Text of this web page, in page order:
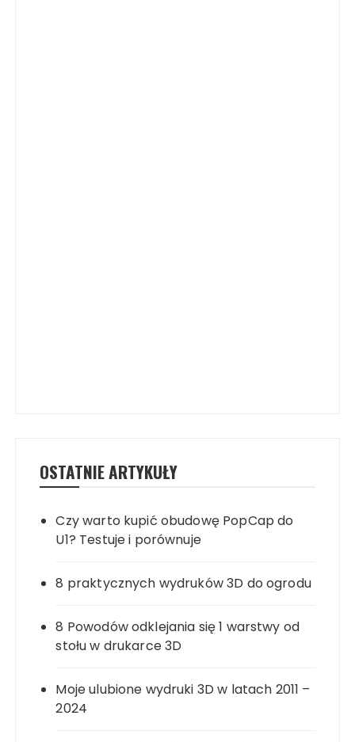
OSTATNIE ARTYKUŁY
Czy warto kupić obudowę PopCap do
U1? Testuje i porównuje
8 praktycznych wydruków 3D do ogrodu
8 Powodów odklejania się 1 warstwy od
stołu w drukarce 3D
Moje ulubione wydruki 3D w latach 2011 –
2024